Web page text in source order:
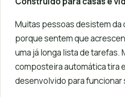
Muitas pessoas desistem da
porque sentem que
uma já longa lista de tarefas.
composteira automática tira
desenvolvido para funcionar